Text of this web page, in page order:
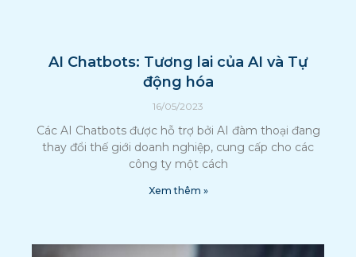
AI Chatbots: Tương lai của AI và Tự
động hóa
16/05/2023
Các AI Chatbots được hỗ trợ bởi AI đàm thoại đang
thay đổi thế giới doanh nghiệp, cung cấp cho các
công ty một cách
Xem thêm »